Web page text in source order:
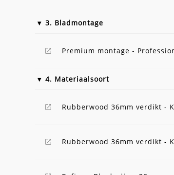
3. Bladmontage
Premium montage -
4. Materiaalsoort
Rubberwood 36mm verdikt -
Rubberwood 36mm verdikt -